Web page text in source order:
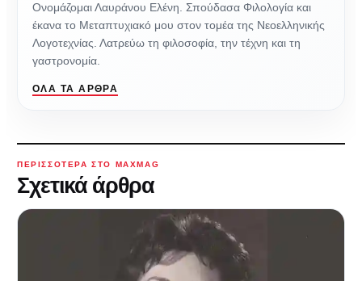
Ονομάζομαι Λαυράνου Ελένη. Σπούδασα Φιλολογία και
έκανα το Μεταπτυχιακό μου στον τομέα της Νεοελληνικής
Λογοτεχνίας. Λατρεύω τη φιλοσοφία, την τέχνη και τη
γαστρονομία.
ΌΛΑ ΤΑ ΆΡΘΡΑ
ΠΕΡΙΣΣΌΤΕΡΑ ΣΤΟ MAXMAG
Σχετικά άρθρα